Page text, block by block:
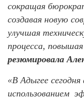
сокращая
создавая новую
улучшая
процесса,
резюмировала
«В Адыгее
использованием